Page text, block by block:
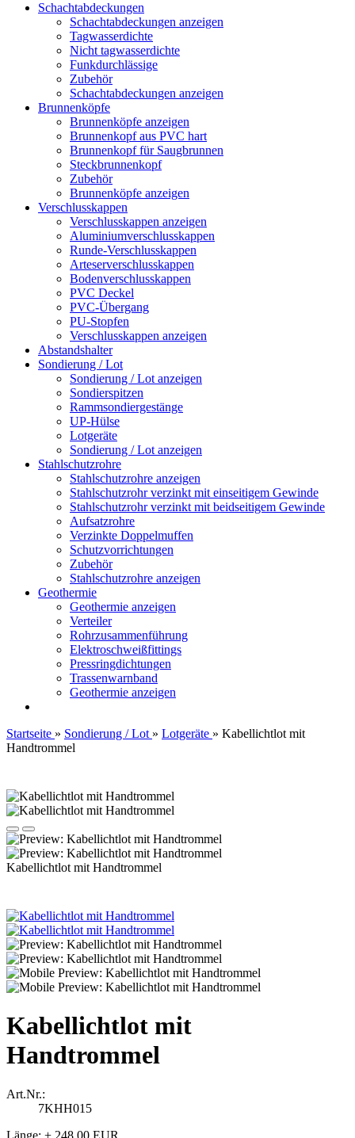
Schachtabdeckungen
Schachtabdeckungen anzeigen
Tagwasserdichte
Nicht tagwasserdichte
Funkdurchlässige
Zubehör
Schachtabdeckungen anzeigen
Brunnenköpfe
Brunnenköpfe anzeigen
Brunnenkopf aus PVC hart
Brunnenkopf für Saugbrunnen
Steckbrunnenkopf
Zubehör
Brunnenköpfe anzeigen
Verschlusskappen
Verschlusskappen anzeigen
Aluminiumverschlusskappen
Runde-Verschlusskappen
Arteserverschlusskappen
Bodenverschlusskappen
PVC Deckel
PVC-Übergang
PU-Stopfen
Verschlusskappen anzeigen
Abstandshalter
Sondierung / Lot
Sondierung / Lot anzeigen
Sondierspitzen
Rammsondiergestänge
UP-Hülse
Lotgeräte
Sondierung / Lot anzeigen
Stahlschutzrohre
Stahlschutzrohre anzeigen
Stahlschutzrohr verzinkt mit einseitigem Gewinde
Stahlschutzrohr verzinkt mit beidseitigem Gewinde
Aufsatzrohre
Verzinkte Doppelmuffen
Schutzvorrichtungen
Zubehör
Stahlschutzrohre anzeigen
Geothermie
Geothermie anzeigen
Verteiler
Rohrzusammenführung
Elektroschweißfittings
Pressringdichtungen
Trassenwarnband
Geothermie anzeigen
Startseite » Sondierung / Lot » Lotgeräte » Kabellichtlot mit
Handtrommel
Kabellichtlot mit Handtrommel
Kabellichtlot mit
Handtrommel
Art.Nr.:
7KHH015
Länge: + 248,00 EUR